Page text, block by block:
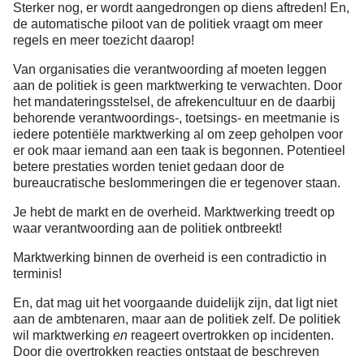
Sterker nog, er wordt aangedrongen op diens aftreden! En,
de automatische piloot van de politiek vraagt om meer
regels en meer toezicht daarop!
Van organisaties die verantwoording af moeten leggen
aan de politiek is geen marktwerking te verwachten. Door
het mandateringsstelsel, de afrekencultuur en de daarbij
behorende verantwoordings-, toetsings- en meetmanie is
iedere potentiële marktwerking al om zeep geholpen voor
er ook maar iemand aan een taak is begonnen. Potentieel
betere prestaties worden teniet gedaan door de
bureaucratische beslommeringen die er tegenover staan.
Je hebt de markt en de overheid. Marktwerking treedt op
waar verantwoording aan de politiek ontbreekt!
Marktwerking binnen de overheid is een contradictio in
terminis!
En, dat mag uit het voorgaande duidelijk zijn, dat ligt niet
aan de ambtenaren, maar aan de politiek zelf. De politiek
wil marktwerking en reageert overtrokken op incidenten.
Door die overtrokken reacties ontstaat de beschreven